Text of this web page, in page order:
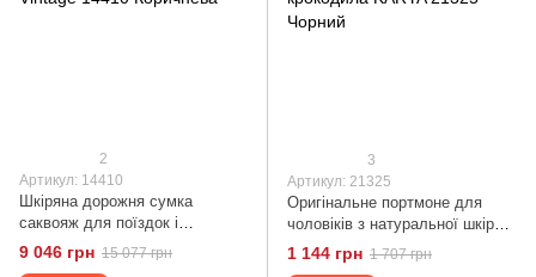
2
Артикул: 14410
Шкіряна дорожня сумка
саквояж для поїздок і
відряджень та подорожей
Vintage 14410 Коричнева
9 046 грн 15 077 грн
3
Артикул: 21325
Оригінальне портмоне для
чоловіків з натуральної шкіри з
тисненням під крокодила
KARYA 21325 Чорний
1 144 грн 1 707 грн